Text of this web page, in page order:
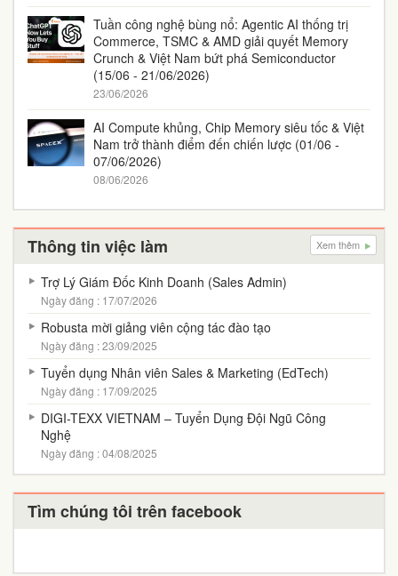
Tuần công nghệ bùng nổ: Agentic AI thống trị
Commerce, TSMC & AMD giải quyết Memory
Crunch & Việt Nam bứt phá Semiconductor
(15/06 - 21/06/2026)
23/06/2026
AI Compute khủng, Chip Memory siêu tốc & Việt
Nam trở thành điểm đến chiến lược (01/06 -
07/06/2026)
08/06/2026
Thông tin việc làm Xem thêm
Trợ Lý Giám Đốc Kinh Doanh (Sales Admin)
Ngày đăng : 17/07/2026
Robusta mời giảng viên cộng tác đào tạo
Ngày đăng : 23/09/2025
Tuyển dụng Nhân viên Sales & Marketing (EdTech)
Ngày đăng : 17/09/2025
DIGI-TEXX VIETNAM – Tuyển Dụng Đội Ngũ Công
Nghệ
Ngày đăng : 04/08/2025
Tìm chúng tôi trên facebook